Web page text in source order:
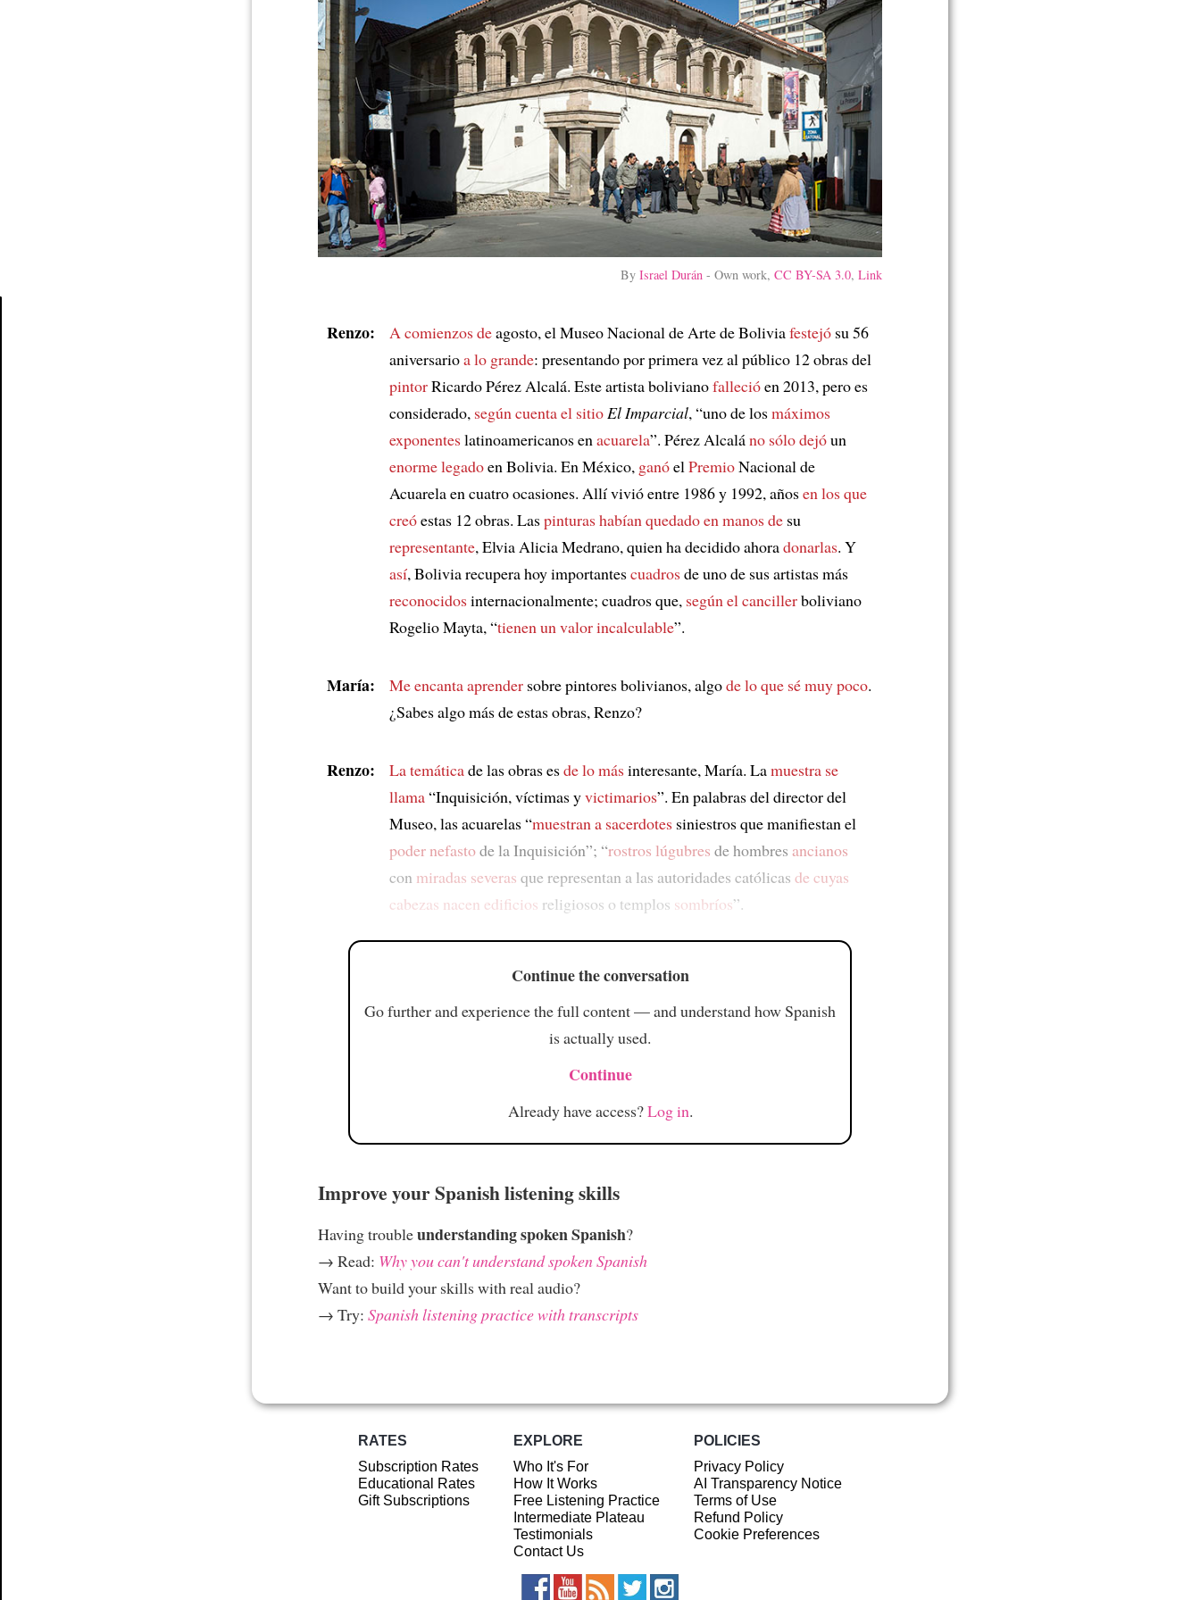
By Israel Durán - Own work, CC BY-SA 3.0, Link
Renzo: A comienzos deagosto, el Museo Nacional de Arte de Boliviafestejó su 56
aniversarioa lo grande: presentando por primera vez al público 12 obras del
pintorRicardo Pérez Alcalá. Este artista bolivianofallecióen 2013, pero es
considerado, según cuenta el sitioEl Imparcial, “uno de losmáximos
exponenteslatinoamericanos enacuarela”. Pérez Alcaláno sólo dejóun
enorme legadoen Bolivia. En México, ganóelPremioNacional de
Acuarela en cuatro ocasiones. Allí vivió entre 1986 y 1992, añosen los que
creóestas 12 obras. Laspinturashabían quedado en manos de su
representante, Elvia Alicia Medrano, quien ha decidido ahoradonarlas. Y
así, Bolivia recupera hoy importantescuadrosde uno de sus artistas más
reconocidosinternacionalmente; cuadros que, según el cancillerboliviano
Rogelio Mayta, “tienen un valor incalculable”.
María: Me encanta aprender sobre pintores bolivianos, algode lo que sé muy poco.
¿Sabes algo más de estas obras, Renzo?
Renzo: La temáticade las obras esde lo másinteresante, María. Lamuestra se
llama“Inquisición, víctimas yvictimarios”. En palabras del director del
Museo, las acuarelas “muestran a sacerdotes siniestros que manifiestan el
poder nefastode la Inquisición”; “rostros lúgubres de hombres ancianos
con miradas severas que representan a las autoridades católicas de cuyas
cabezas nacen edificios religiosos o templos sombríos”.
Continue the conversation
Go further and experience the full content — and understand how Spanish
is actually used.
Continue
Already have access?Log in.
Improve your Spanish listening skills
Having troubleunderstanding spoken Spanish?
→ Read: Why you can't understand spoken Spanish
Want to build your skills with real audio?
→ Try: Spanish listening practice with transcripts
RATES
Subscription Rates
Educational Rates
Gift Subscriptions
EXPLORE
Who It's For
How It Works
Free Listening Practice
Intermediate Plateau
Testimonials
Contact Us
POLICIES
Privacy Policy
AI Transparency Notice
Terms of Use
Refund Policy
Cookie Preferences